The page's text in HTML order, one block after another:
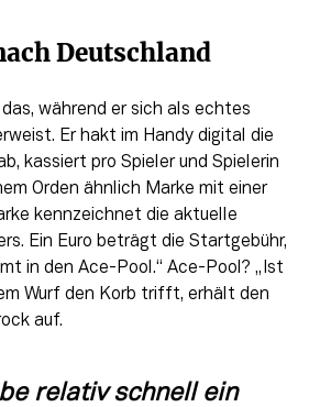
Deutschland
während er sich als echtes
Er hakt im Handy digital die
kassiert pro Spieler und Spielerin
Orden ähnlich Marke mit einer
kennzeichnet die aktuelle
Ein Euro beträgt die Startgebühr,
in den Ace-Pool.“ Ace-Pool? „Ist
Wurf den Korb trifft, erhält den
auf.
relativ schnell ein